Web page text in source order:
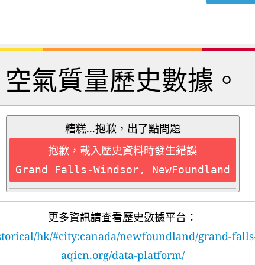
空氣質量歷史數據。
糟糕...抱歉，出了點問題
抱歉，載入歷史資料時發生錯誤
Grand Falls-Windsor, NewFoundland
更多資訊請查看歷史數據平台：
hk/#city:canada/newfoundland/grand-
aqicn.org/data-platform/